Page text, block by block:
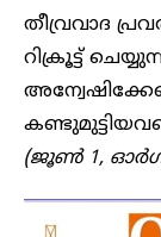
തീവ്രവാദ
റിക്രൂട്ട്
(ജൂൺ 1,